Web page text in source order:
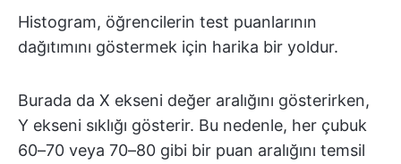
Histogram, öğrencilerin test puanlarının
dağıtımını göstermek için harika bir yoldur.
Burada da X ekseni değer aralığını gösterirken,
Y ekseni sıklığı gösterir. Bu nedenle, her çubuk
60–70 veya 70–80 gibi bir puan aralığını temsil